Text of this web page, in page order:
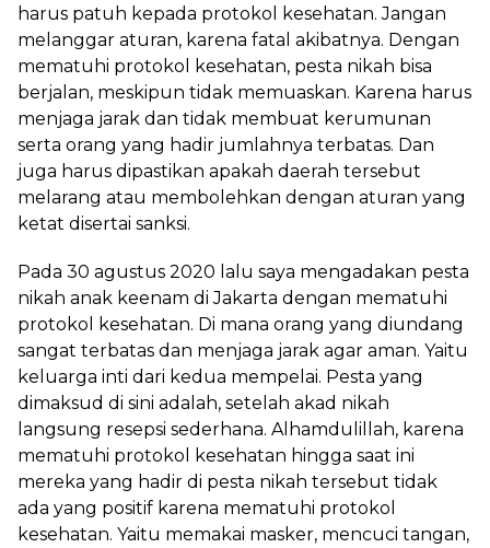
harus patuh kepada protokol kesehatan. Jangan
melanggar aturan, karena fatal akibatnya. Dengan
mematuhi protokol kesehatan, pesta nikah bisa
berjalan, meskipun tidak memuaskan. Karena harus
menjaga jarak dan tidak membuat kerumunan
serta orang yang hadir jumlahnya terbatas. Dan
juga harus dipastikan apakah daerah tersebut
melarang atau membolehkan dengan aturan yang
ketat disertai sanksi.
Pada 30 agustus 2020 lalu saya mengadakan pesta
nikah anak keenam di Jakarta dengan mematuhi
protokol kesehatan. Di mana orang yang diundang
sangat terbatas dan menjaga jarak agar aman. Yaitu
keluarga inti dari kedua mempelai. Pesta yang
dimaksud di sini adalah, setelah akad nikah
langsung resepsi sederhana. Alhamdulillah, karena
mematuhi protokol kesehatan hingga saat ini
mereka yang hadir di pesta nikah tersebut tidak
ada yang positif karena mematuhi protokol
kesehatan. Yaitu memakai masker, mencuci tangan,